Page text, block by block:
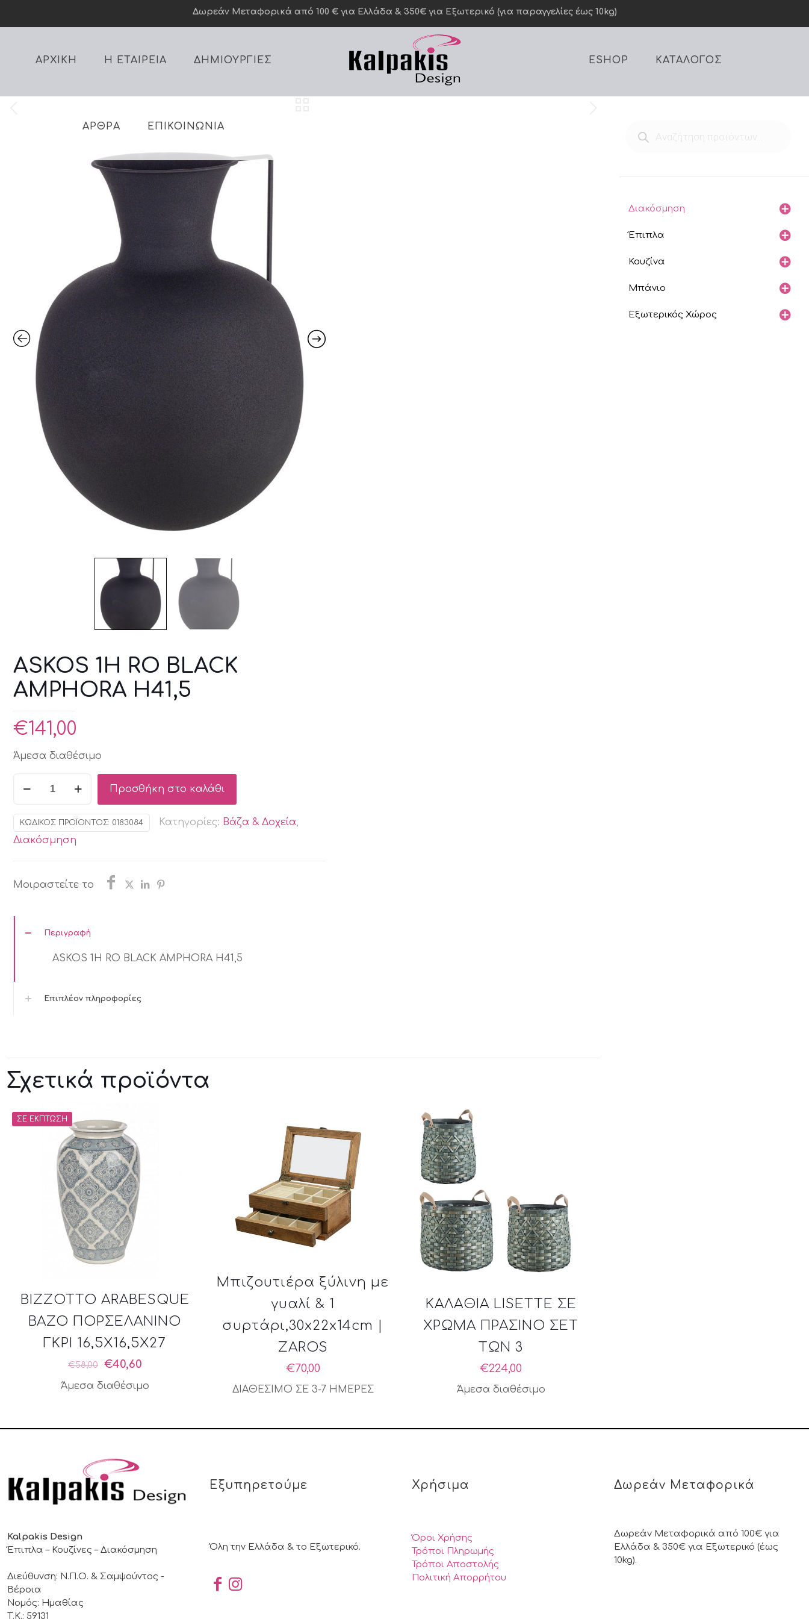
Δωρεάν Mεταφορικά από 100 € για Ελλάδα & 350€ για Eξωτερικό (για παραγγελίες έως 10kg)
ΑΡΧΙΚΗ Η ΕΤΑΙΡΕΙΑ ΔΗΜΙΟΥΡΓΙΕΣ
ΑΡΘΡΑ ΕΠΙΚΟΙΝΩΝΙΑ
ESHOP ΚΑΤΑΛΟΓΟΣ
ASKOS 1H RO BLACK
AMPHORA H41,5
€141,00
Άμεσα διαθέσιμο
RO
BLACK
AMPHORA
ποσότητα
Προσθήκη στο καλάθι
ΚΩΔΙΚΌΣ ΠΡΟΪΌΝΤΟΣ: 0183084 Κατηγορίες: Βάζα & Δοχεία,
Διακόσμηση
Μοιραστείτε το
Περιγραφή
ASKOS 1H RO BLACK AMPHORA H41,5
Επιπλέον πληροφορίες
Σχετικά προϊόντα
ΣΕ ΈΚΠΤΩΣΗ
BIZZOTTO ARABESQUE
ΒΑΖΟ ΠΟΡΣΕΛΑΝΙΝΟ
ΓΚΡΙ 16,5X16,5X27
€58,00
Original
price
€40,60Η
€40,60.
Άμεσα διαθέσιμο
Μπιζουτιέρα ξύλινη με
γυαλί & 1
συρτάρι,30x22x14cm |
ZAROS
€70,00
ΔΙΑΘΕΣΙΜΟ ΣΕ 3-7 ΗΜΕΡΕΣ
ΚΑΛΑΘΙΑ LISETTE ΣΕ
ΧΡΩΜΑ ΠΡΑΣΙΝΟ ΣΕΤ
ΤΩΝ 3
€224,00
Άμεσα διαθέσιμο
search
Διακόσμηση
Έπιπλα
Κουζίνα
Μπάνιο
Εξωτερικός Χώρος
Kalpakis Design
Έπιπλα – Κουζίνες – Διακόσμηση
Διεύθυνση: Ν.Π.Ο. & Σαμψούντος -
Βέροια
Νομός: Ημαθίας
Τ.Κ.: 59131
Εξυπηρετούμε
Όλη την Ελλάδα & το Εξωτερικό.
Χρήσιμα
Όροι Χρήσης
Τρόποι Πληρωμής
Τρόποι Αποστολής
Πολιτική Απορρήτου
Δωρεάν Μεταφορικά
Δωρεάν Μεταφορικά από 100€ για
Ελλάδα & 350€ για Εξωτερικό (έως
10kg).